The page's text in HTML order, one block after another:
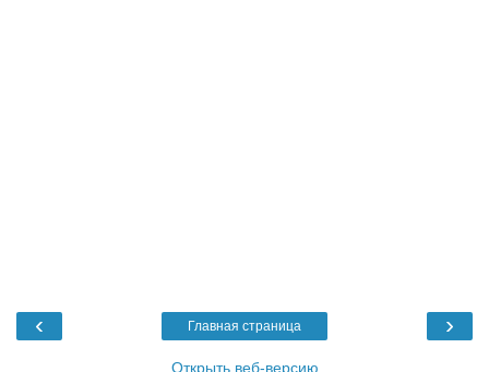
‹ ›
Главная страница
Открыть веб-версию